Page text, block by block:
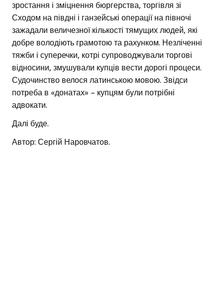
зростання і зміцнення бюргерства, торгівля зі
Сходом на півдні і ганзейські операції на півночі
зажадали величезної кількості тямущих людей, які
добре володіють грамотою та рахунком. Незліченні
тяжби і суперечки, котрі супроводжували торгові
відносини, змушували купців вести дорогі процеси.
Судочинство велося латинською мовою. Звідси
потреба в «донатах» – купцям були потрібні
адвокати.
Далі буде.
Автор: Сергій Наровчатов.